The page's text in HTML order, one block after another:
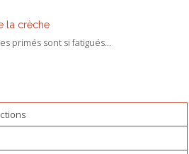
la crèche
primés sont si fatigués...